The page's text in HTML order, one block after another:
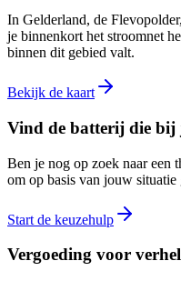
In Gelderland, de
je binnenkort het stroomnet
binnen dit gebied valt.
Bekijk de kaart
Vind de batterij die bij
Ben je nog op zoek naar een
om op basis van jouw
Start de keuzehulp
Vergoeding voor